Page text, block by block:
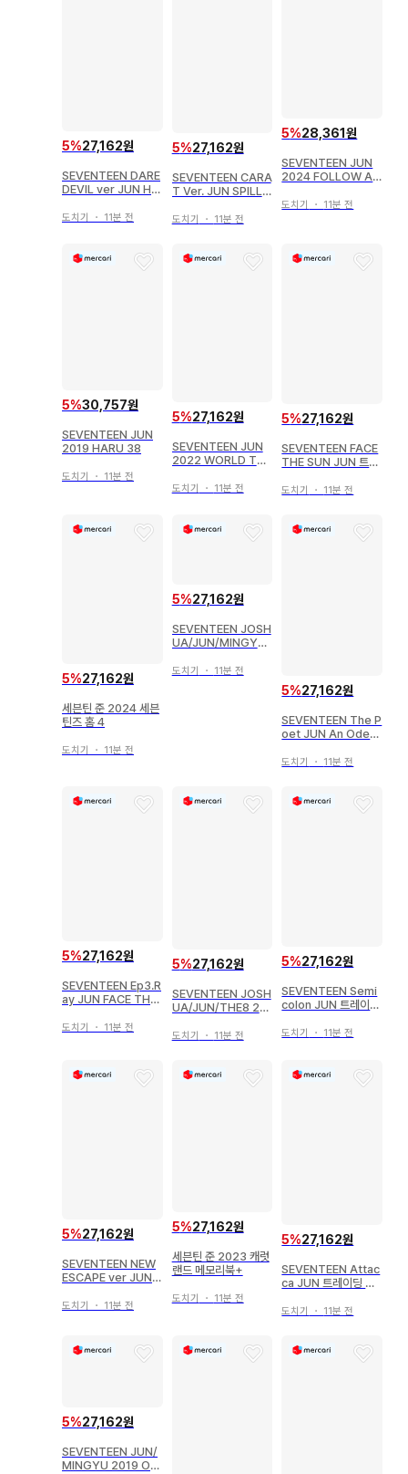
5%27,162원
SEVENTEEN DARE
DEVIL ver JUN HA
도치기 ・ 11분 전
5%27,162원
SEVENTEEN CARA
T Ver. JUN SPILL
도치기 ・ 11분 전
5%28,361원
SEVENTEEN JUN
2024 FOLLOW AG
도치기 ・ 11분 전
5%30,757원
SEVENTEEN JUN
2019 HARU 38
도치기 ・ 11분 전
5%27,162원
SEVENTEEN JUN
2022 WORLD TO
1/82
도치기 ・ 11분 전
5%27,162원
SEVENTEEN FACE
THE SUN JUN 트레
도치기 ・ 11분 전
5%27,162원
세븐틴 준 2024 세븐
틴즈 홈 4
도치기 ・ 11분 전
5%27,162원
SEVENTEEN JOSH
UA/JUN/MINGYU/
21 IN-COMPLETE
도치기 ・ 11분 전
5%27,162원
SEVENTEEN The P
oet JUN An Ode
도치기 ・ 11분 전
5%27,162원
SEVENTEEN Ep3.R
ay JUN FACE THE
도치기 ・ 11분 전
5%27,162원
SEVENTEEN JOSH
UA/JUN/THE8 201
EOUL 45
도치기 ・ 11분 전
5%27,162원
SEVENTEEN Semi
colon JUN 트레이딩
도치기 ・ 11분 전
5%27,162원
SEVENTEEN NEW
ESCAPE ver JUN
Y
도치기 ・ 11분 전
5%27,162원
세븐틴 준 2023 캐럿
랜드 메모리북+
도치기 ・ 11분 전
5%27,162원
SEVENTEEN Attac
ca JUN 트레이딩 카
도치기 ・ 11분 전
5%27,162원
SEVENTEEN JUN/
MINGYU 2019 OD